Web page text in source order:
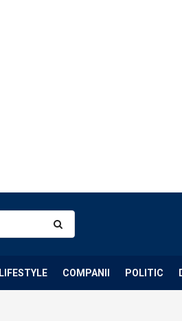
LIFESTYLE COMPANII POLITIC